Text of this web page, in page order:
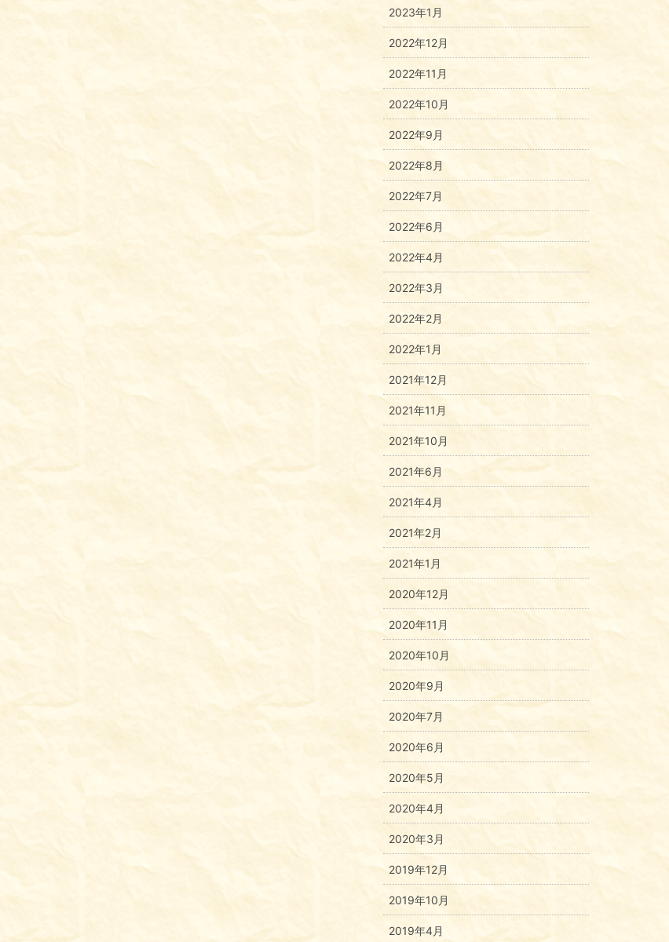
2023年1月
2022年12月
2022年11月
2022年10月
2022年9月
2022年8月
2022年7月
2022年6月
2022年4月
2022年3月
2022年2月
2022年1月
2021年12月
2021年11月
2021年10月
2021年6月
2021年4月
2021年2月
2021年1月
2020年12月
2020年11月
2020年10月
2020年9月
2020年7月
2020年6月
2020年5月
2020年4月
2020年3月
2019年12月
2019年10月
2019年4月